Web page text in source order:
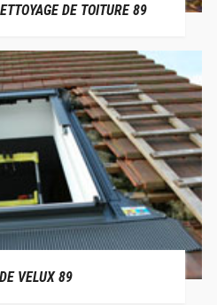
DE TOITURE 89
VELUX 89